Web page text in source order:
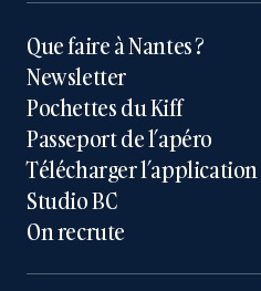
Que faire à Nantes ?
Newsletter
Pochettes du Kiff
Passeport de l’apéro
Télécharger l’application
Studio BC
On recrute